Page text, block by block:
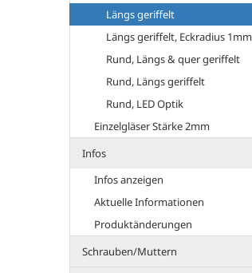
Längs geriffelt
Längs geriffelt, Eckradius 1mm
Rund, Längs & quer geriffelt
Rund, Längs geriffelt
Rund, LED Optik
Einzelgläser Stärke 2mm
Infos
Infos anzeigen
Aktuelle Informationen
Produktänderungen
Schrauben/Muttern